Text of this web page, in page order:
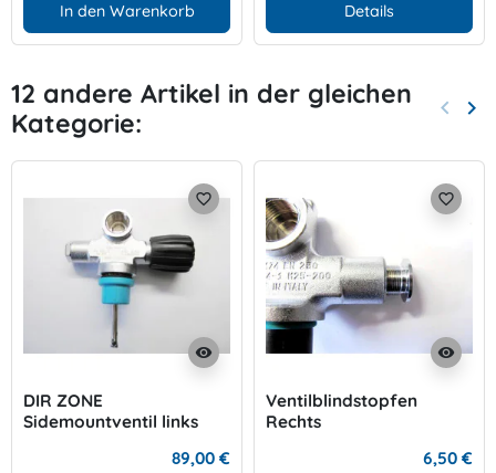
In den Warenkorb Details
12 andere Artikel in der gleichen
Kategorie:
Zurück
keyboard_arrow_left keyboard_arrow_right
visibility
favorite_border
DIR ZONE
Sidemountventil links
89,00 €
visibility
favorite_border
Ventilblindstopfen
Rechts
6,50 €